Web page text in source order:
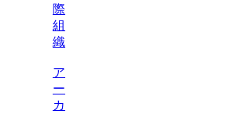
際
組
織
ア
ー
カ